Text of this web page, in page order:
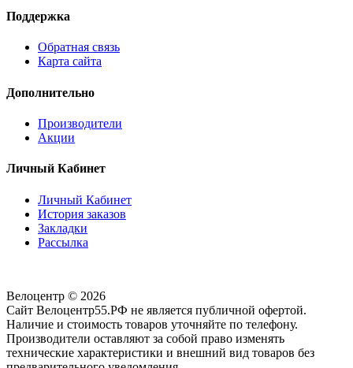
Поддержка
Обратная связь
Карта сайта
Дополнительно
Производители
Акции
Личный Кабинет
Личный Кабинет
История заказов
Закладки
Рассылка
Велоцентр © 2026
Сайт Велоцентр55.РФ не является публичной офертой.
Наличие и стоимость товаров уточняйте по телефону.
Производители оставляют за собой право изменять
технические характеристики и внешний вид товаров без